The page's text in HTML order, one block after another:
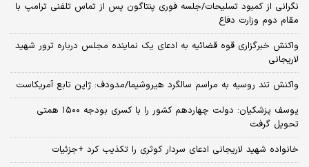
نگرانی از کمبود تسلیحات/جلسه فوری پنتاگون پس از تماس تلفنی ترامپ با
مقام دوم وزارت دفاع
واکنش خبرگزاری قوه قضائیه به ادعای یک نماینده مجلس درباره ترور شهید
لاریجانی
واکنش تند روسیه به مراسم سالگرد هیروشیما/مدودف: ژاپن تابع آمریکاست
یوسف پزشکیان: دولت چهاردهم کشور را با کسری بودجه ۱۵۰۰ همتی
تحویل گرفت
خانواده شهید لاریجانی ادعای سردار کوثری را تکذیب کرد +جزئیات